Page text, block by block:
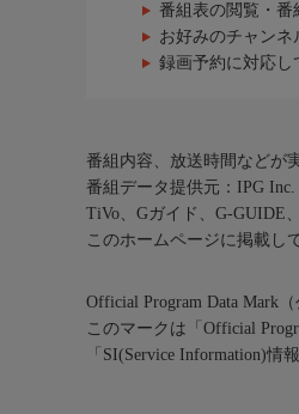
番組表の閲覧・
お好みのチャンネ
録画予約に対応し
番組内容、放送時間などが
番組データ提供元：IPG Inc.
TiVo、Gガイド、G-GUIDE
このホームページに掲載し
Official Program Data Mark
このマークは「Official
「SI(Service Information)